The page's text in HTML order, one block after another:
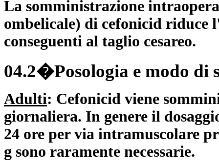
La somministrazione
ombelicale) di cefonicid riduce
conseguenti al taglio cesareo.
04.2�Posologia e modo di
Adulti: Cefonicid viene
giornaliera. In genere il
24 ore per via intramuscolare
g sono raramente necessarie.